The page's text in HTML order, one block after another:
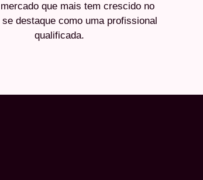
que mais tem crescido no
se destaque como uma profissional
qualificada.